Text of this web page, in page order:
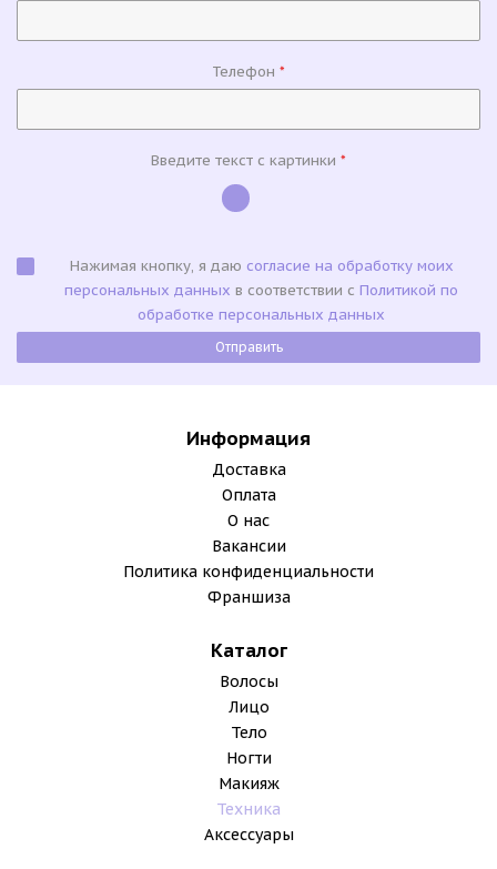
Телефон *
Введите текст с картинки *
Нажимая кнопку, я даю согласие на обработку моих
персональных данных в соответствии с Политикой по
обработке персональных данных
Информация
Доставка
Оплата
О нас
Вакансии
Политика конфиденциальности
Франшиза
Каталог
Волосы
Лицо
Тело
Ногти
Макияж
Техника
Аксессуары